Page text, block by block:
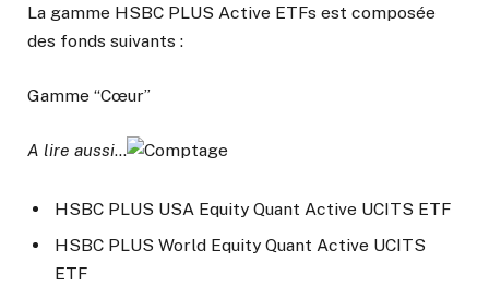
La gamme HSBC PLUS Active ETFs est composée
des fonds suivants :
Gamme “Cœur”
A lire aussi…
HSBC PLUS USA Equity Quant Active UCITS ETF
HSBC PLUS World Equity Quant Active UCITS
ETF